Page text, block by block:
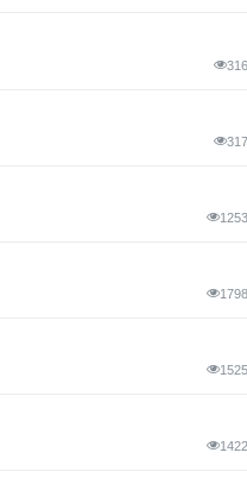
316
317
1253
1798
1525
1422